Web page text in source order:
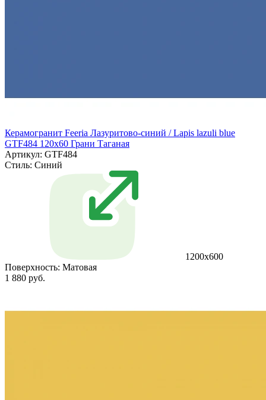
Керамогранит Feeria Лазуритово-синий / Lapis lazuli blue
GTF484 120х60 Грани Таганая
Артикул: GTF484
Стиль: Синий
1200х600
Поверхность: Матовая
1 880 руб.